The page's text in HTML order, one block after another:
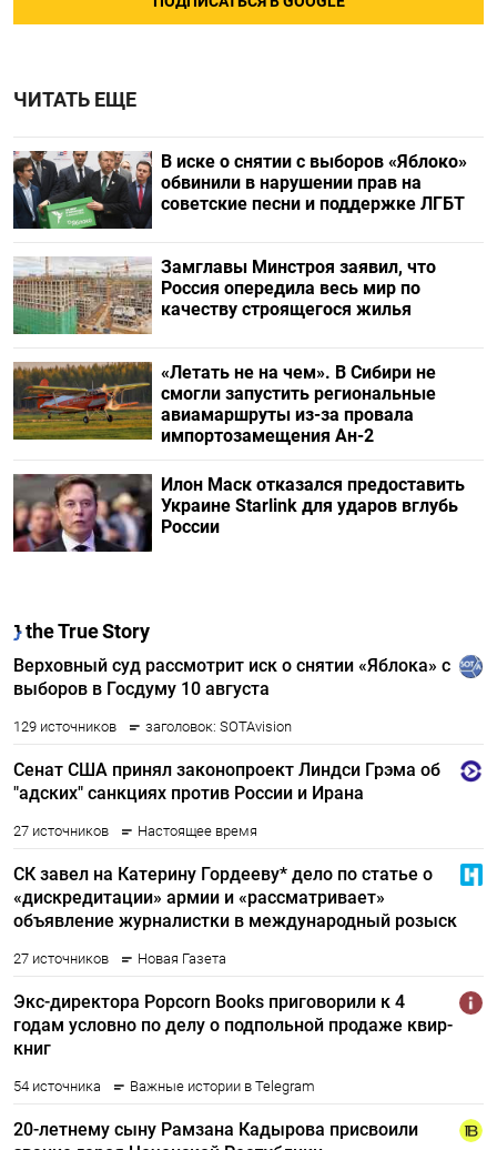
ЧИТАТЬ ЕЩЕ
В иске о снятии с выборов «Яблоко»
обвинили в нарушении прав на
советские песни и поддержке ЛГБТ
Замглавы Минстроя заявил, что
Россия опередила весь мир по
качеству строящегося жилья
«Летать не на чем». В Сибири не
смогли запустить региональные
авиамаршруты из-за провала
импортозамещения Ан-2
Илон Маск отказался предоставить
Украине Starlink для ударов вглубь
России